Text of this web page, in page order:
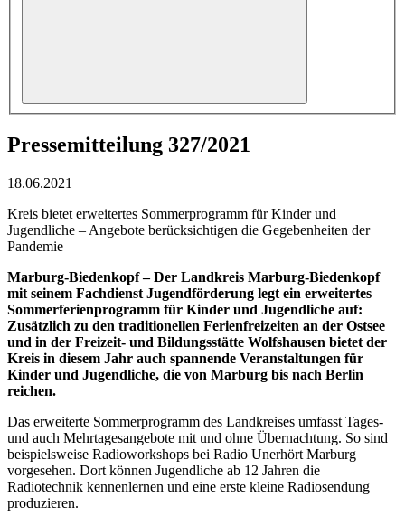
Pressemitteilung 327/2021
18.06.2021
Kreis bietet erweitertes Sommerprogramm für Kinder und
Jugendliche – Angebote berücksichtigen die Gegebenheiten der
Pandemie
Marburg-Biedenkopf – Der Landkreis Marburg-Biedenkopf
mit seinem Fachdienst Jugendförderung legt ein erweitertes
Sommerferienprogramm für Kinder und Jugendliche auf:
Zusätzlich zu den traditionellen Ferienfreizeiten an der Ostsee
und in der Freizeit- und Bildungsstätte Wolfshausen bietet der
Kreis in diesem Jahr auch spannende Veranstaltungen für
Kinder und Jugendliche, die von Marburg bis nach Berlin
reichen.
Das erweiterte Sommerprogramm des Landkreises umfasst Tages-
und auch Mehrtagesangebote mit und ohne Übernachtung. So sind
beispielsweise Radioworkshops bei Radio Unerhört Marburg
vorgesehen. Dort können Jugendliche ab 12 Jahren die
Radiotechnik kennenlernen und eine erste kleine Radiosendung
produzieren.